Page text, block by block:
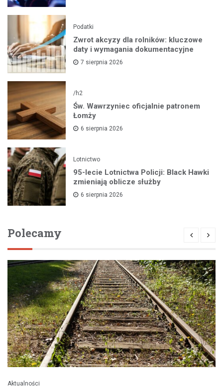
Podatki
Zwrot akcyzy dla rolników: kluczowe
daty i wymagania dokumentacyjne
7 sierpnia 2026
/h2
Św. Wawrzyniec oficjalnie patronem
Łomży
6 sierpnia 2026
Lotnictwo
95-lecie Lotnictwa Policji: Black Hawki
zmieniają oblicze służby
6 sierpnia 2026
Polecamy
Aktualności